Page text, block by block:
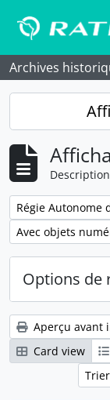
Archives
Remove filter:
Régie Autonome
Remove filter:
Avec objets
Options de
Aperçu avant
Card view